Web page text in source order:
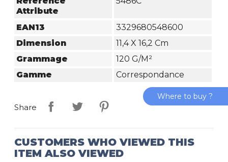
Attribute
EAN13
3329680548600
Dimension
11,4 X 16,2 Cm
Grammage
120 G/m²
Gamme
Correspondance
Share
CUSTOMERS WHO VIEWED THIS
ITEM ALSO VIEWED
Where to buy ?